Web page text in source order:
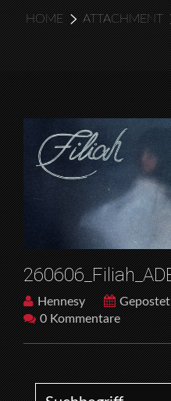
HOME ATTACHMENT
Hennesy
0 Kommentare
Search for: